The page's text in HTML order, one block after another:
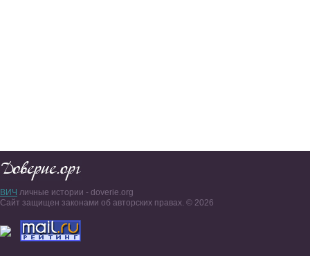
ВИЧ личные истории - doverie.org
Сайт защищен законами об авторских правах. © 2026